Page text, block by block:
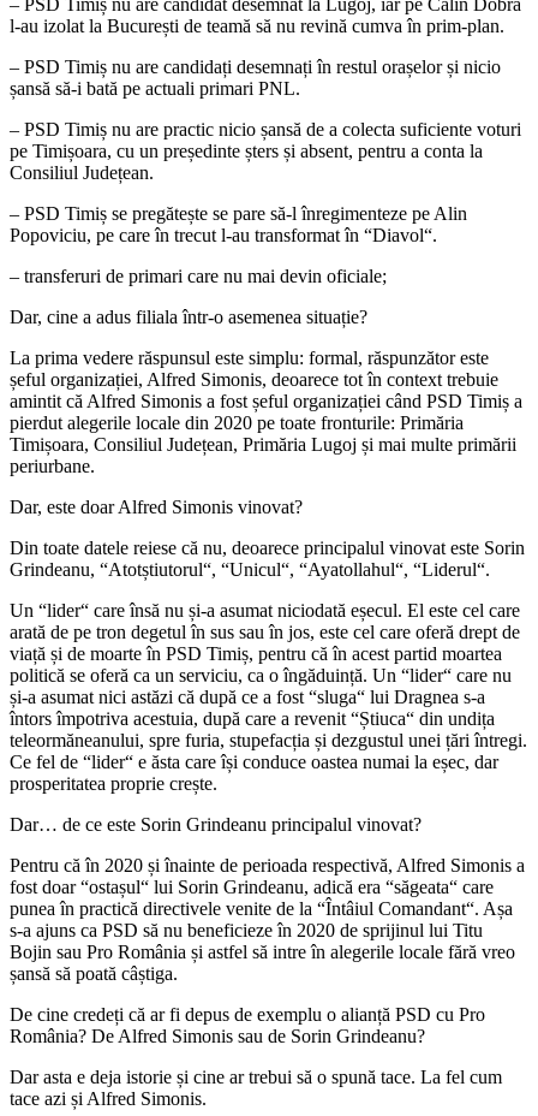
l-au izolat la București de teamă să nu revină cumva în prim-plan.
– PSD Timiș nu are candidați desemnați în restul orașelor și nicio
șansă să-i bată pe actuali primari PNL.
– PSD Timiș nu are practic nicio șansă de a colecta suficiente voturi
pe Timișoara, cu un președinte șters și absent, pentru a conta la
Consiliul Județean.
– PSD Timiș se pregătește se pare să-l înregimenteze pe Alin
Popoviciu, pe care în trecut l-au transformat în “Diavol“.
– transferuri de primari care nu mai devin oficiale;
Dar, cine a adus filiala într-o asemenea situație?
La prima vedere răspunsul este simplu: formal, răspunzător este
șeful organizației, Alfred Simonis, deoarece tot în context trebuie
amintit că Alfred Simonis a fost șeful organizației când PSD Timiș a
pierdut alegerile locale din 2020 pe toate fronturile: Primăria
Timișoara, Consiliul Județean, Primăria Lugoj și mai multe primării
periurbane.
Dar, este doar Alfred Simonis vinovat?
Din toate datele reiese că nu, deoarece principalul vinovat este Sorin
Grindeanu, “Atotștiutorul“, “Unicul“, “Ayatollahul“, “Liderul“.
Un “lider“ care însă nu și-a asumat niciodată eșecul. El este cel care
arată de pe tron degetul în sus sau în jos, este cel care oferă drept de
viață și de moarte în PSD Timiș, pentru că în acest partid moartea
politică se oferă ca un serviciu, ca o îngăduință. Un “lider“ care nu
și-a asumat nici astăzi că după ce a fost “sluga“ lui Dragnea s-a
întors împotriva acestuia, după care a revenit “Știuca“ din undița
teleormăneanului, spre furia, stupefacția și dezgustul unei țări întregi.
Ce fel de “lider“ e ăsta care își conduce oastea numai la eșec, dar
prosperitatea proprie crește.
Dar… de ce este Sorin Grindeanu principalul vinovat?
Pentru că în 2020 și înainte de perioada respectivă, Alfred Simonis a
fost doar “ostașul“ lui Sorin Grindeanu, adică era “săgeata“ care
punea în practică directivele venite de la “Întâiul Comandant“. Așa
s-a ajuns ca PSD să nu beneficieze în 2020 de sprijinul lui Titu
Bojin sau Pro România și astfel să intre în alegerile locale fără vreo
șansă să poată câștiga.
De cine credeți că ar fi depus de exemplu o alianță PSD cu Pro
România? De Alfred Simonis sau de Sorin Grindeanu?
Dar asta e deja istorie și cine ar trebui să o spună tace. La fel cum
tace azi și Alfred Simonis.